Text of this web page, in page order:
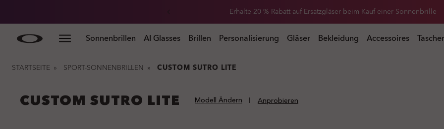
Skip to
main
Erhalte 20 % Rabatt auf Ersatzgläser beim Kauf einer Sonnenbrille
Sonnenbrillen AI Glasses Brillen Personalisierung Gläser Bekleidung Accessoires
STARTSEITE » SPORT-SONNENBRILLEN » CUSTOM SUTRO LITE
CUSTOM SUTRO LITE Modell Ändern Anprobieren